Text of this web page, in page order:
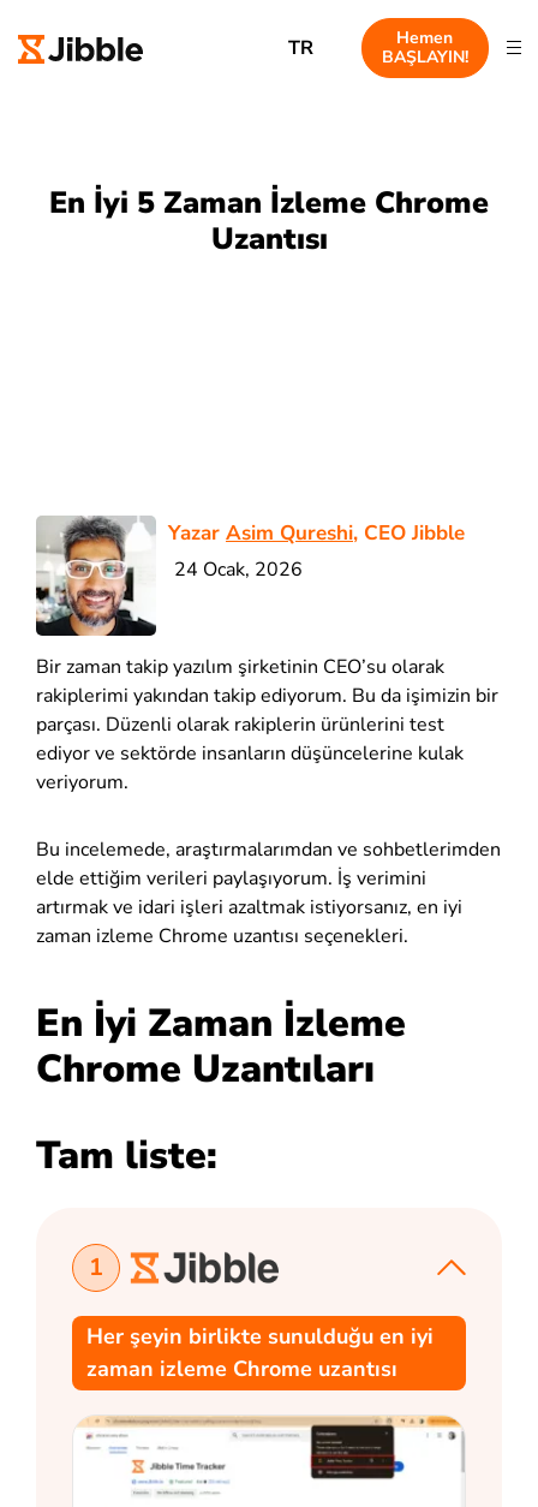
TR
Hemen
BAŞLAYIN!
En İyi 5 Zaman İzleme Chrome
Uzantısı
Yazar Asim Qureshi, CEO Jibble
24 Ocak, 2026
Bir zaman takip yazılım şirketinin CEO’su olarak
rakiplerimi yakından takip ediyorum. Bu da işimizin bir
parçası. Düzenli olarak rakiplerin ürünlerini test
ediyor ve sektörde insanların düşüncelerine kulak
veriyorum.
Bu incelemede, araştırmalarımdan ve sohbetlerimden
elde ettiğim verileri paylaşıyorum. İş verimini
artırmak ve idari işleri azaltmak istiyorsanız, en iyi
zaman izleme Chrome uzantısı seçenekleri.
En İyi Zaman İzleme
Chrome Uzantıları
Tam liste:
1
Her şeyin birlikte sunulduğu en iyi
zaman izleme Chrome uzantısı